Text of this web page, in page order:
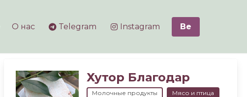
О нас Telegram Instagram Be
Хутор Благодар
Молочные продукты Мясо и птица